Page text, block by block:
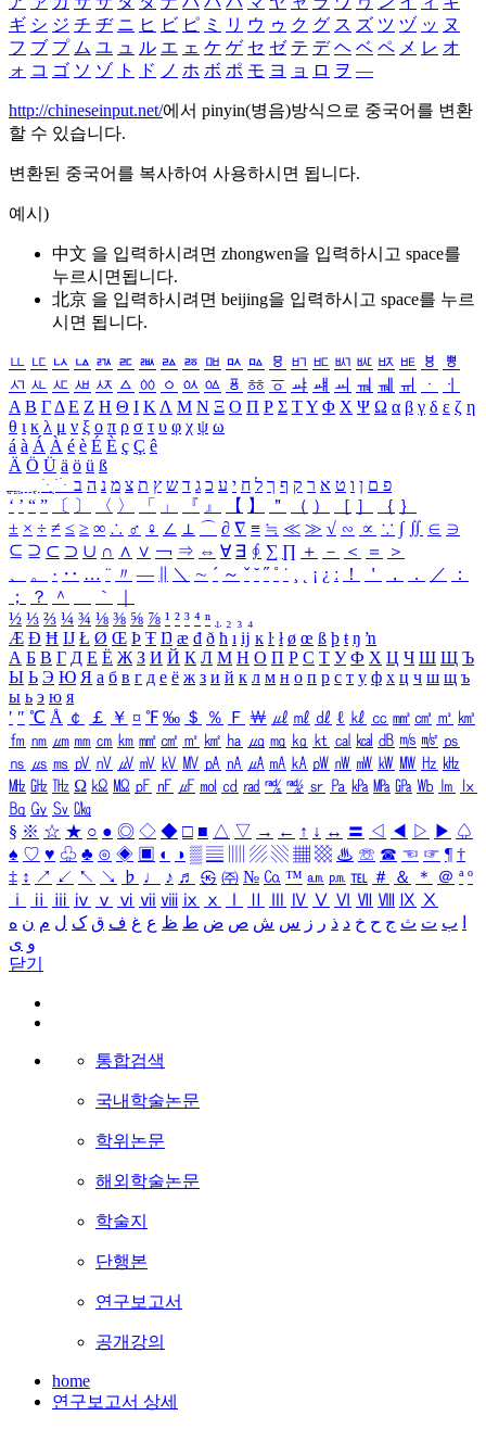
ギ シ ジ チ ヂ ニ ヒ ビ ピ ミ リ ウ ゥ ク グ ス ズ ツ ヅ ッ ヌ
フ ブ プ ム ユ ュ ル エ ェ ケ ゲ セ ゼ テ デ ヘ ベ ペ メ レ オ
ォ コ ゴ ソ ゾ ト ド ノ ホ ボ ポ モ ヨ ョ ロ ヲ ―
http://chineseinput.net/에서 pinyin(병음)방식으로 중국어를 변환
할 수 있습니다.
변환된 중국어를 복사하여 사용하시면 됩니다.
예시)
中文 을 입력하시려면 zhongwen을 입력하시고 space를
누르시면됩니다.
北京 을 입력하시려면 beijing을 입력하시고 space를 누르
시면 됩니다.
ㅥ ㅦ ㅧ ㅨ ㅩ ㅪ ㅫ ㅬ ㅭ ㅮ ㅯ ㅰ ㅱ ㅲ ㅳ ㅴ ㅵ ㅶ ㅷ ㅸ
ㅹ
ㅺ ㅻ ㅼ ㅽ ㅾ ㅿ ㆀ ㆁ ㆂ ㆃ ㆄ ㆅ ㆆ ㆇ ㆈ ㆉ ㆊ ㆋ ㆌ ㆍ
ㆎ
Α Β ΓΔ Ε Ζ Η Θ Ι ΚΛ Μ Ν Ξ Ο Π Ρ Σ ΤΥ Φ Χ Ψ Ω α β γ δ ε ζ η
θ ι κ λ μ ν ξ ο π ρ σ τ υ φ χ ψ ω
á à Á À é è É È ç Ç ê
Ä Ö Ü ä ö ü ß
ִֶֹ ֻּ ׁׂ פ ם ן ו ט א ר ק ף ך ל ח י ע כ ג ד ש ץ ת צ מ נ ה ב
‘ ’ “ ” 〔 〕 〈 〉 「 」 『 』 【 】 ＂ （ ） ［ ］ ｛ ｝
± × ÷ ≠ ≤ ≥ ∞ ∴ ♂ ♀ ∠ ⊥ ⌒ ∂ ∇ ≡ ≒ ≪ ≫ √ ∽ ∝ ∵ ∫ ∬ ∈ ∋
⊆ ⊇ ⊂ ⊃ ∪ ∩ ∧ ∨ ￢ ⇒ ⇔ ∀ ∃ ∮ ∑ ∏ ＋ － ＜ ＝
＞
、
。 · ‥ … ¨ 〃 ― ＼ ∼ ´ ～ ˇ ˘ ˝ ˚ ˙ ¸ ¡ ¿ ː ！ ＇ ， ． ／
：
；
？ ＾ ｀
½ ⅓ ⅔ ¼ ¾ ⅛ ⅜ ⅝ ⅞ ¹ ² ³ ⁴ ⁿ ₁ ₂ ₃ ₄
Æ Ð Ħ Ĳ Ł Ø Œ Þ Ŧ Ŋ æ đ ð ħ ı ĳ ĸ ŀ ł ø œ ß þ ŧ ŋ ŉ
А Б В Г Д Е Ё Ж З И Й К Л М Н О П Р С Т У Ф Х Ц Ч Ш Щ Ъ
Ы Ь Э Ю Я а б в г д е ё ж з и й к л м н о п р с т у ф х ц ч ш щ ъ
ы ь э ю я
′ ″ ℃ Å ￠ ￡ ￥ ¤ ℉ ‰ ＄ ％ Ｆ ￦ ㎕ ㎖ ㎗ ℓ ㎘ ㏄ ㎣ ㎤ ㎥ ㎦
㎙ ㎚ ㎛ ㎜ ㎝ ㎞ ㎟ ㎠ ㎡ ㎢ ㏊ ㎍ ㎎ ㎏ ㏏ ㎈ ㎉ ㏈ ㎧ ㎨ ㎰
㎱ ㎲ ㎳ ㎴ ㎵ ㎶ ㎷ ㎸ ㎹ ㎀ ㎁ ㎂ ㎃ ㎄ ㎺ ㎻ ㎽ ㎾ ㎿ ㎐ ㎑
㎒ ㎓ ㎔ Ω ㏀ ㏁ ㎊ ㎋ ㎌ ㏖ ㏅ ㎭ ㎮ ㎯ ㏛ ㎩ ㎪ ㎫ ㎬ ㏝ ㏐
㏓
㏃ ㏉ ㏜ ㏆
§ ※ ☆ ★ ○ ● ◎ ◇ ◆ □ ■ △ ▽ → ← ↑ ↓ ↔ 〓 ◁ ◀ ▷ ▶ ♤
♠ ♡ ♥ ♧ ♣ ⊙ ◈ ▣ ◐ ◑ ▒ ▤ ▨ ▧ ▦ ▩ ♨ ☏ ☎ ☜ ☞ ¶ †
‡ ↕ ↗ ↙ ↖ ↘ ♭ ♩ ♪ ♬ ㉿ ㈜ № ㏇ ™ ㏂ ㏘ ℡ ＃ ＆ ＊ ＠ ª º
ⅰ
ⅱ ⅲ ⅳ ⅴ ⅵ ⅶ ⅷ ⅸ ⅹ Ⅳ Ⅴ Ⅵ Ⅶ Ⅷ Ⅸ Ⅹ
ب ت ث ج ح خ د ذ ر ز س ش ص ض ط ظ ع غ ف ق ک ل م ن ه
و ی
닫기
통합검색
국내학술논문
학위논문
해외학술논문
학술지
단행본
연구보고서
공개강의
home
연구보고서 상세